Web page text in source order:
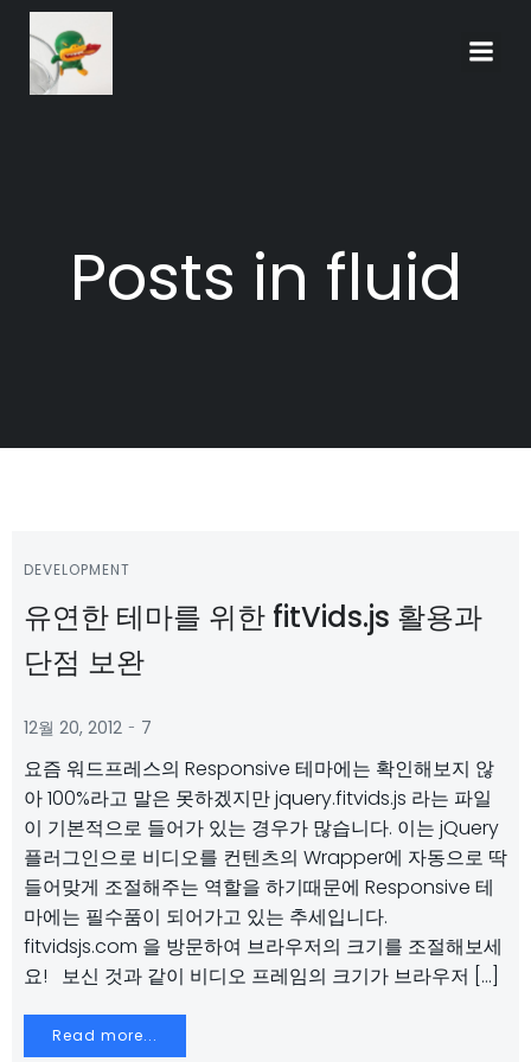
Posts in fluid
DEVELOPMENT
유연한 테마를 위한 fitVids.js 활용과
단점 보완
12월 20, 2012 - 7
요즘 워드프레스의 Responsive 테마에는 확인해보지 않
아 100%라고 말은 못하겠지만 jquery.fitvids.js 라는 파일
이 기본적으로 들어가 있는 경우가 많습니다. 이는 jQuery
플러그인으로 비디오를 컨텐츠의 Wrapper에 자동으로 딱
들어맞게 조절해주는 역할을 하기때문에 Responsive 테
마에는 필수품이 되어가고 있는 추세입니다.
fitvidsjs.com 을 방문하여 브라우저의 크기를 조절해보세
요! 보신 것과 같이 비디오 프레임의 크기가 브라우저 […]
Read more...